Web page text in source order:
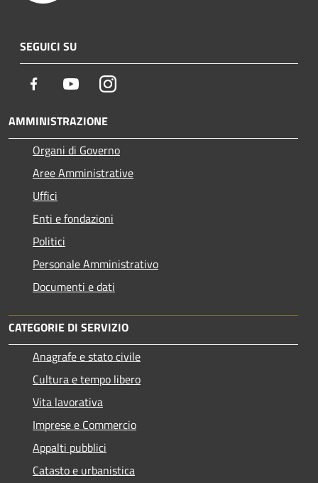
SEGUICI SU
Facebook YoutubeInstagram
AMMINISTRAZIONE
Organi di Governo
Aree Amministrative
Uffici
Enti e fondazioni
Politici
Personale Amministrativo
Documenti e dati
CATEGORIE DI SERVIZIO
Anagrafe e stato civile
Cultura e tempo libero
Vita lavorativa
Imprese e Commercio
Appalti pubblici
Catasto e urbanistica